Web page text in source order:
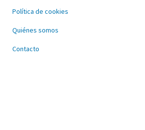
Política de cookies
Quiénes somos
Contacto